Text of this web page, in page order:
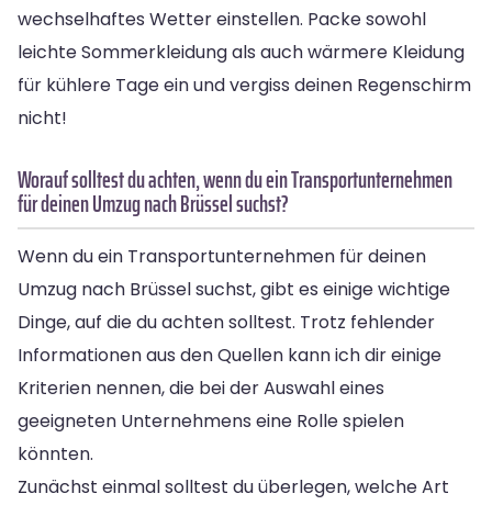
wechselhaftes Wetter einstellen. Packe sowohl
leichte Sommerkleidung als auch wärmere Kleidung
für kühlere Tage ein und vergiss deinen Regenschirm
nicht!
Worauf solltest du achten, wenn du ein Transportunternehmen
für deinen Umzug nach Brüssel suchst?
Wenn du ein Transportunternehmen für deinen
Umzug nach Brüssel suchst, gibt es einige wichtige
Dinge, auf die du achten solltest. Trotz fehlender
Informationen aus den Quellen kann ich dir einige
Kriterien nennen, die bei der Auswahl eines
geeigneten Unternehmens eine Rolle spielen
könnten.
Zunächst einmal solltest du überlegen, welche Art